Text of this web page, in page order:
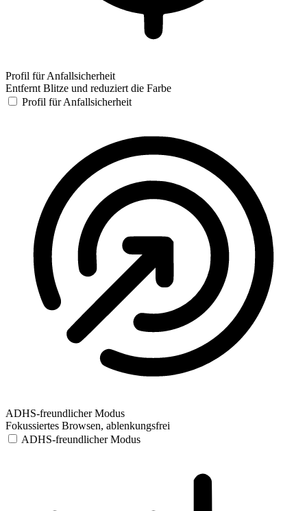
Profil für Anfallsicherheit
Entfernt Blitze und reduziert die Farbe
Profil für Anfallsicherheit
ADHS-freundlicher Modus
Fokussiertes Browsen, ablenkungsfrei
ADHS-freundlicher Modus